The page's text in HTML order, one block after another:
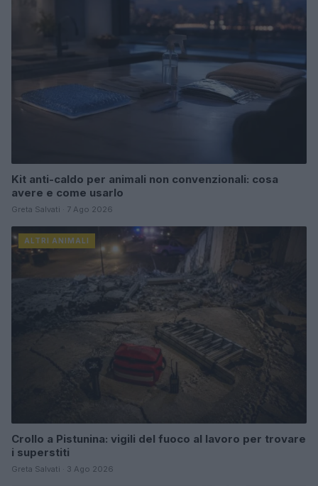
Kit anti-caldo per animali non convenzionali: cosa
avere e come usarlo
Greta Salvati · 7 Ago 2026
ALTRI ANIMALI
Crollo a Pistunina: vigili del fuoco al lavoro per trovare
i superstiti
Greta Salvati · 3 Ago 2026